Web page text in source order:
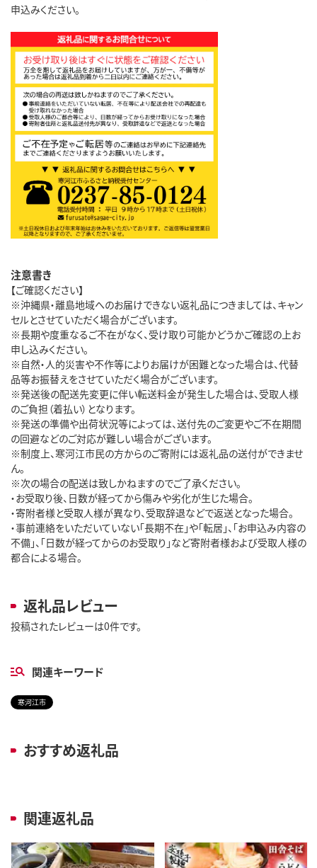
申込みください。
注意書き
【ご確認ください】
※沖縄県・離島地域へのお届けできない返礼品につきましては、キャン
セルとさせていただく場合がございます。
※長期や度重なるご不在がなく、受け取り可能かどうかご確認の上お
申し込みください。
※自然・人的災害や不作等によりお届けが困難となった場合は、代替
品等お振替えをさせていただく場合がございます。
※発送後の配送先変更に伴い転送料金が発生した場合は、受取人様
のご負担（着払い）となります。
※発送の準備や出荷状況等によっては、送付先のご変更やご不在期間
の回避などのご対応が難しい場合がございます。
※制度上、寒河江市民の方からのご寄附には返礼品の送付ができませ
ん。
※次の場合の配送は致しかねますのでご了承ください。
・お受取り後、日数が経ってから傷みや劣化が生じた場合。
・寄附者様と受取人様が異なり、受取辞退などで返送となった場合。
・事前連絡をいただいていない「長期不在」や「転居」、「お申込み内容の
不備」、「日数が経ってからのお受取り」など寄附者様および受取人様の
都合による場合。
返礼品レビュー
投稿されたレビューは0件です。
関連キーワード
寒河江市
おすすめ返礼品
関連返礼品